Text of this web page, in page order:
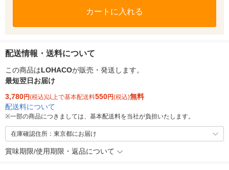
カートに入れる
配送情報・送料について
この商品はLOHACOが販売・発送します。
最短翌日お届け
3,780円(税込)以上で基本配送料550円(税込)無料
配送料について
※一部の商品につきましては、基本配送料を当社が負担いたします。
在庫確認住所：東京都にお届け
賞味期限/使用期限・返品について